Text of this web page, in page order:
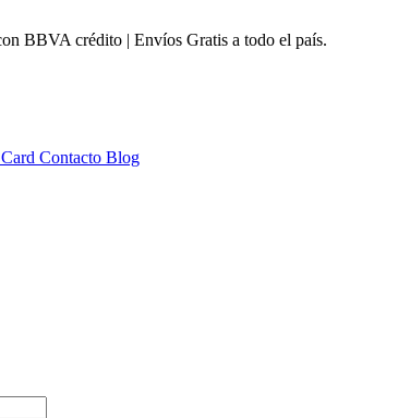
BBVA crédito | Envíos Gratis a todo el país.
Contacto Blog